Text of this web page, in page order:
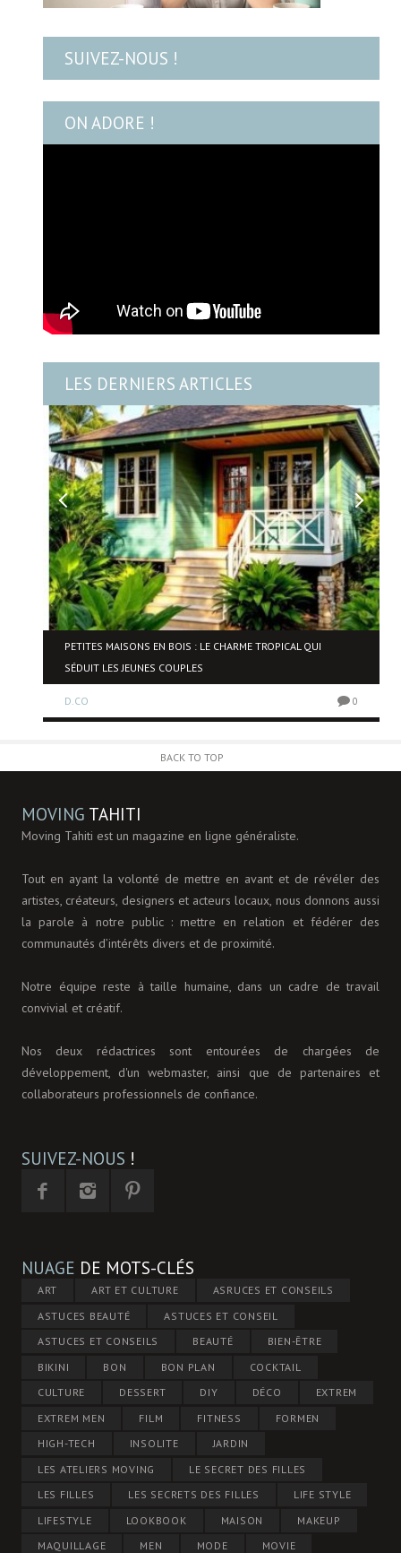
SUIVEZ-NOUS !
ON ADORE !
LES DERNIERS ARTICLES
PETITES MAISONS EN BOIS : LE CHARME TROPICAL QUI
SÉDUIT LES JEUNES COUPLES
D.CO 0
BACK TO TOP
MOVING TAHITI
Moving Tahiti est un magazine en ligne généraliste.
Tout en ayant la volonté de mettre en avant et de révéler des
artistes, créateurs, designers et acteurs locaux, nous donnons aussi
la parole à notre public : mettre en relation et fédérer des
communautés d’intérêts divers et de proximité.
Notre équipe reste à taille humaine, dans un cadre de travail
convivial et créatif.
Nos deux rédactrices sont entourées de chargées de
développement, d'un webmaster, ainsi que de partenaires et
collaborateurs professionnels de confiance.
SUIVEZ-NOUS !
NUAGE DE MOTS-CLÉS
ART ART ET CULTURE
ASRUCES ET CONSEILS
ASTUCES BEAUTÉ
ASTUCES ET CONSEIL
ASTUCES ET CONSEILS
BEAUTÉ
BIEN-ÊTRE
BIKINI
BON BON PLAN
COCKTAIL
CULTURE
DESSERT DIY DÉCO
EXTREM
EXTREM MEN
FILM FITNESS
FORMEN
HIGH-TECH
INSOLITE
JARDIN
LES ATELIERS MOVING
LE SECRET DES FILLES
LES FILLES
LES SECRETS DES FILLES
LIFE STYLE
LIFESTYLE
LOOKBOOK MAISON
MAKEUP
MAQUILLAGE
MEN MODE MOVIE